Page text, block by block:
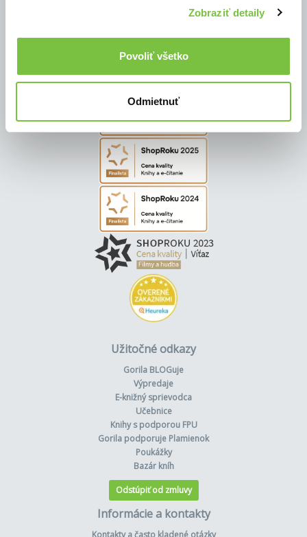
Zobraziť detaily
Povoliť všetko
Odmietnuť
Užitočné odkazy
Gorila BLOGuje
Výpredaje
E-knižný sprievodca
Učebnice
Knihy s podporou FPU
Gorila podporuje Plamienok
Poukážky
Bazár kníh
Odstúpiť od zmluvy
Informácie a kontakty